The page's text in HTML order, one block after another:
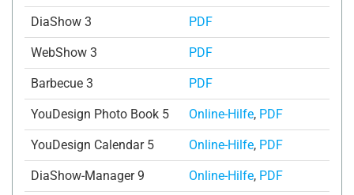
DiaShow 3 PDF
WebShow 3 PDF
Barbecue 3 PDF
YouDesign Photo Book 5 Online-Hilfe, PDF
YouDesign Calendar 5 Online-Hilfe, PDF
DiaShow-Manager 9 Online-Hilfe, PDF